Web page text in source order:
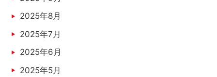
2025年8月
2025年7月
2025年6月
2025年5月